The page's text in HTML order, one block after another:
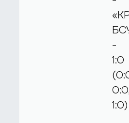
-
1:0
1:0)